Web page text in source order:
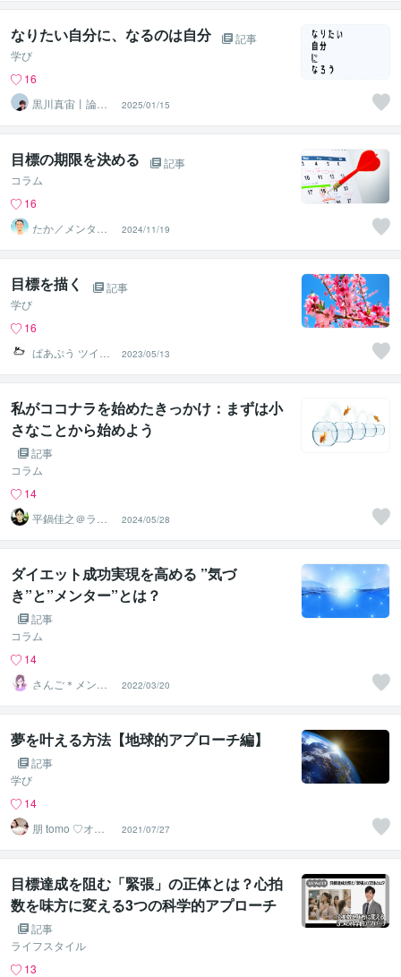
なりたい自分に、なるのは自分
記事
学び
16
黒川真宙丨論理
で学ぶ数学の個
別指導
2025/01/15
目標の期限を決める
記事
コラム
16
たか／メンタル
パートナー
2024/11/19
目標を描く
記事
学び
16
ぱあぷう ツイッ
ター総フォロワ
ー82万人
2023/05/13
私がココナラを始めたきっかけ：まずは小
さなことから始めよう
記事
コラム
14
平鍋佳之＠ライ
フコーチング
2024/05/28
ダイエット成功実現を高める ”気づ
き”と”メンター”とは？
記事
コラム
14
さんご＊メンタ
ルダイエットコ
ーチ
2022/03/20
夢を叶える方法【地球的アプローチ編】
記事
学び
14
朋 tomo ♡オラ
クルカードリー
ダー♡
2021/07/27
目標達成を阻む「緊張」の正体とは？心拍
数を味方に変える3つの科学的アプローチ
記事
ライフスタイル
13